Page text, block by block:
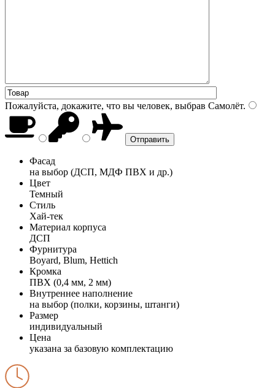
Пожалуйста, докажите, что вы человек, выбрав Самолёт.
Фасад
на выбор (ДСП, МДФ ПВХ и др.)
Цвет
Темный
Стиль
Хай-тек
Материал корпуса
ДСП
Фурнитура
Boyard, Blum, Hettich
Кромка
ПВХ (0,4 мм, 2 мм)
Внутреннее наполнение
на выбор (полки, корзины, штанги)
Размер
индивидуальный
Цена
указана за базовую комплектацию